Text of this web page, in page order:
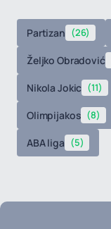
Partizan (26)
Željko Obradović
Nikola Jokic (11)
Olimpijakos (8)
ABA liga (5)